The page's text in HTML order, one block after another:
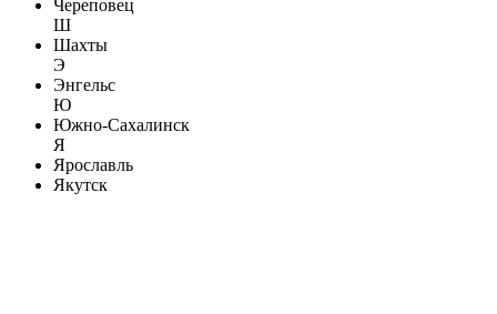
Череповец
Ш
Шахты
Э
Энгельс
Ю
Южно-Сахалинск
Я
Ярославль
Якутск